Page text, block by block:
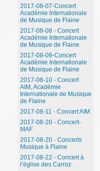
2017-08-07-Concert
Académie Internationale
de Musique de Flaine
2017-08-08 - Concert
Académie Internationale
de Musique de Flaine
2017-08-09-Concert
Académie Internationale
de Musique de Flaine
2017-08-10 - Concert
AIM, Académie
Internationale de Musique
de Flaine
2017-08-11 - Concert AIM
2017-08-20 - Concert-
MAF
2017-08-20 - Concerts
Musique à Flaine
2017-08-22 - Concert à
l’église des Carroz